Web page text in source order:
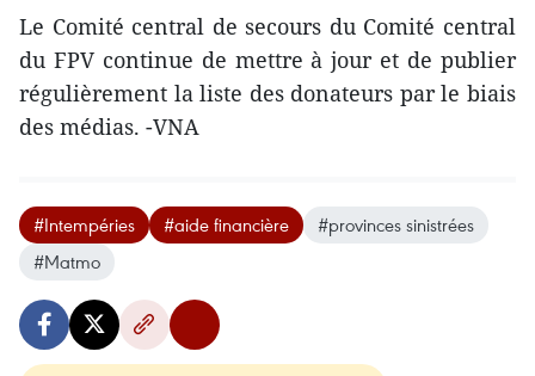
Le Comité central de secours du Comité central
du FPV continue de mettre à jour et de publier
régulièrement la liste des donateurs par le biais
des médias. -VNA
#Intempéries #aide financière
#provinces sinistrées
#Matmo